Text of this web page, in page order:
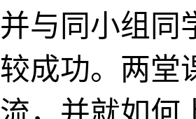
并与同小组同
较成功。两堂